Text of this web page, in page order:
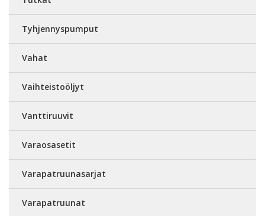
Tyhjennyspumput
Vahat
Vaihteistoöljyt
Vanttiruuvit
Varaosasetit
Varapatruunasarjat
Varapatruunat